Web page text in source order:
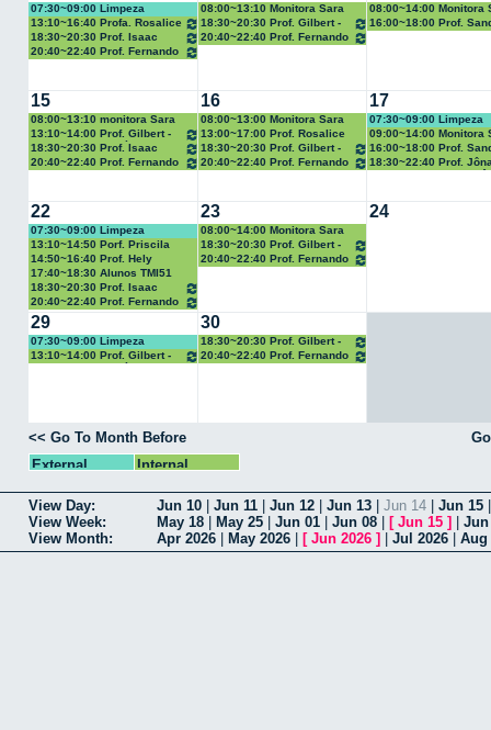
07:30~09:00 Limpeza
13:10~16:40 Profa. Rosalice
Chaves
18:30~20:30 Prof. Isaac
Benchimol - ECAT71 -
Arquitetura de Computadores
20:40~22:40 Prof. Fernando
Queiroz
08:00~13:10 Monitora Sara
Gabriela
18:30~20:30 Prof. Gilbert -
TMI11
20:40~22:40 Prof. Fernando
Queiroz
08:00~14:00 Monitora
Gabriela
16:00~18:00 Prof.
Lino - ECAT31 -
15
08:00~13:10 monitora Sara
Gabriela
13:10~14:00 Prof. Gilbert -
EIMEC11C - Inf. Básica
18:30~20:30 Prof. Isaac
Benchimol - ECAT71 -
Arquitetura de Computadores
20:40~22:40 Prof. Fernando
Queiroz
16
08:00~13:00 Monitora Sara
Gabriela
13:00~17:00 Prof. Rosalice
18:30~20:30 Prof. Gilbert -
TMI11
20:40~22:40 Prof. Fernando
Queiroz
17
07:30~09:00 Limpeza
09:00~14:00 Monitora
Gabriela
16:00~18:00 Prof.
Lino - ECAT31 -
Mec. Aux. por
18:30~22:40 Prof.
Lima - SELT31 -
22
07:30~09:00 Limpeza
13:10~14:50 Porf. Priscila
14:50~16:40 Prof. Hely
17:40~18:30 Alunos TMI51
Prof. Adriano Bruno
18:30~20:30 Prof. Isaac
Benchimol - ECAT71 -
Arquitetura de Computadores
20:40~22:40 Prof. Fernando
Queiroz
23
08:00~14:00 Monitora Sara
Gabriela
18:30~20:30 Prof. Gilbert -
TMI11
20:40~22:40 Prof. Fernando
Queiroz
24
29
07:30~09:00 Limpeza
13:10~14:00 Prof. Gilbert -
EIMEC11C - Inf. Básica
30
18:30~20:30 Prof. Gilbert -
TMI11
20:40~22:40 Prof. Fernando
Queiroz
<< Go To Month Before
External
Internal
View Day: Jun 10 Jun 11 Jun 12 Jun 13 Jun 14 Jun 15
View Week:
May 18 May 25 Jun 01 Jun 08 [ Jun 15 ]
Jun
View Month:
Apr 2026 May 2026 [ Jun 2026 ] Jul 2026 Aug